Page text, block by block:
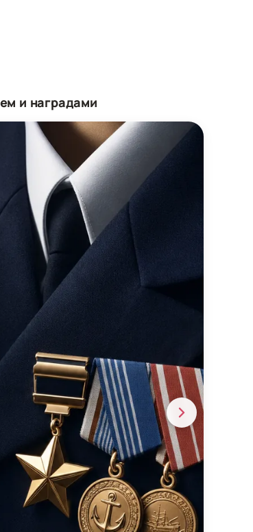
и наградами